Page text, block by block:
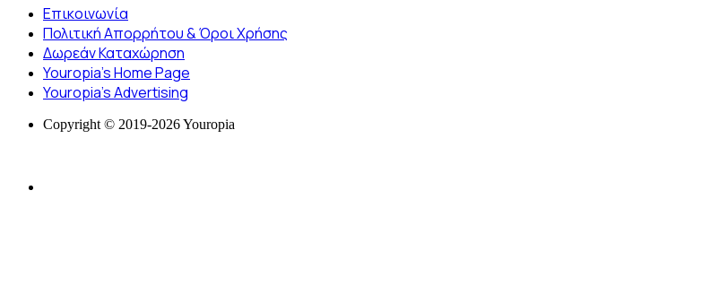
Επικοινωνία
Πολιτική Απορρήτου & Όροι Χρήσης
Δωρεάν Καταχώρηση
Youropia’s Home Page
Youropia’s Advertising
Copyright © 2019-2026 Youropia